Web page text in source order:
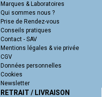
Marques & Laboratoires
Qui sommes nous ?
Prise de Rendez-vous
Conseils pratiques
Contact - SAV
Mentions légales & vie privée
CGV
Données personnelles
Cookies
Newsletter
RETRAIT / LIVRAISON